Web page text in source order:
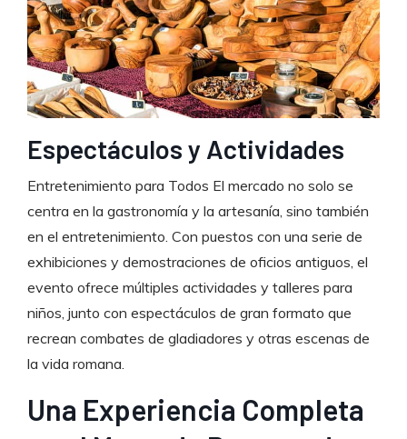
Espectáculos y Actividades
Entretenimiento para Todos El mercado no solo se
centra en la gastronomía y la artesanía, sino también
en el entretenimiento. Con puestos con una serie de
exhibiciones y demostraciones de oficios antiguos, el
evento ofrece múltiples actividades y talleres para
niños, junto con espectáculos de gran formato que
recrean combates de gladiadores y otras escenas de
la vida romana.
Una Experiencia Completa